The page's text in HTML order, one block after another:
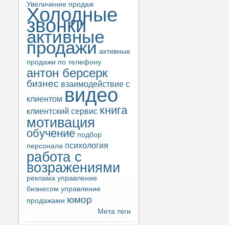
Увеличение продаж
Холодные
звонки
активные
продажи активные
продажи по телефону
антон берсерк
бизнес взаимодействие с
клиентом видео
клиентский сервис книга
мотивация
обучение подбор
персонала психология
работа с
возражениями
реклама управление
бизнесом управление
продажами юмор
Мета теги